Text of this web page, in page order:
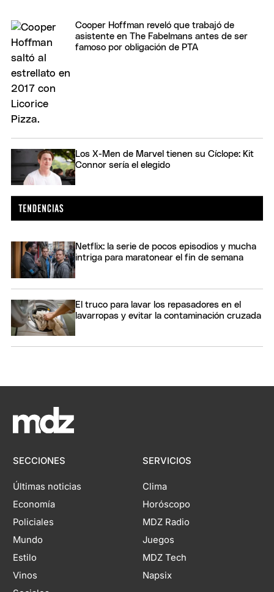
Cooper Hoffman reveló que trabajó de
asistente en The Fabelmans antes de ser
famoso por obligación de PTA
Los X-Men de Marvel tienen su Cíclope: Kit
Connor sería el elegido
Netflix: la serie de pocos episodios y mucha
intriga para maratonear el fin de semana
El truco para lavar los repasadores en el
lavarropas y evitar la contaminación cruzada
SECCIONES
Últimas noticias
Economía
Policiales
Mundo
Estilo
Vinos
SERVICIOS
Clima
Horóscopo
MDZ Radio
Juegos
MDZ Tech
Napsix